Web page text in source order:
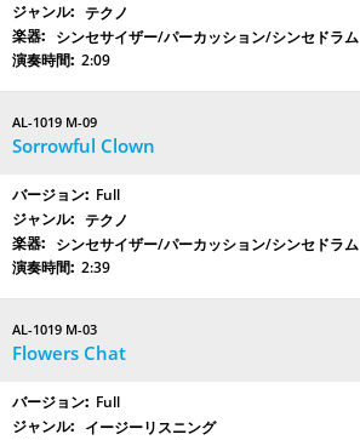
テクノ
シンセサイザー/パーカッション/シンセドラム
2:09
AL-1019 M-09
Sorrowful Clown
Full
テクノ
シンセサイザー/パーカッション/シンセドラム
2:39
AL-1019 M-03
Flowers Chat
Full
イージーリスニング